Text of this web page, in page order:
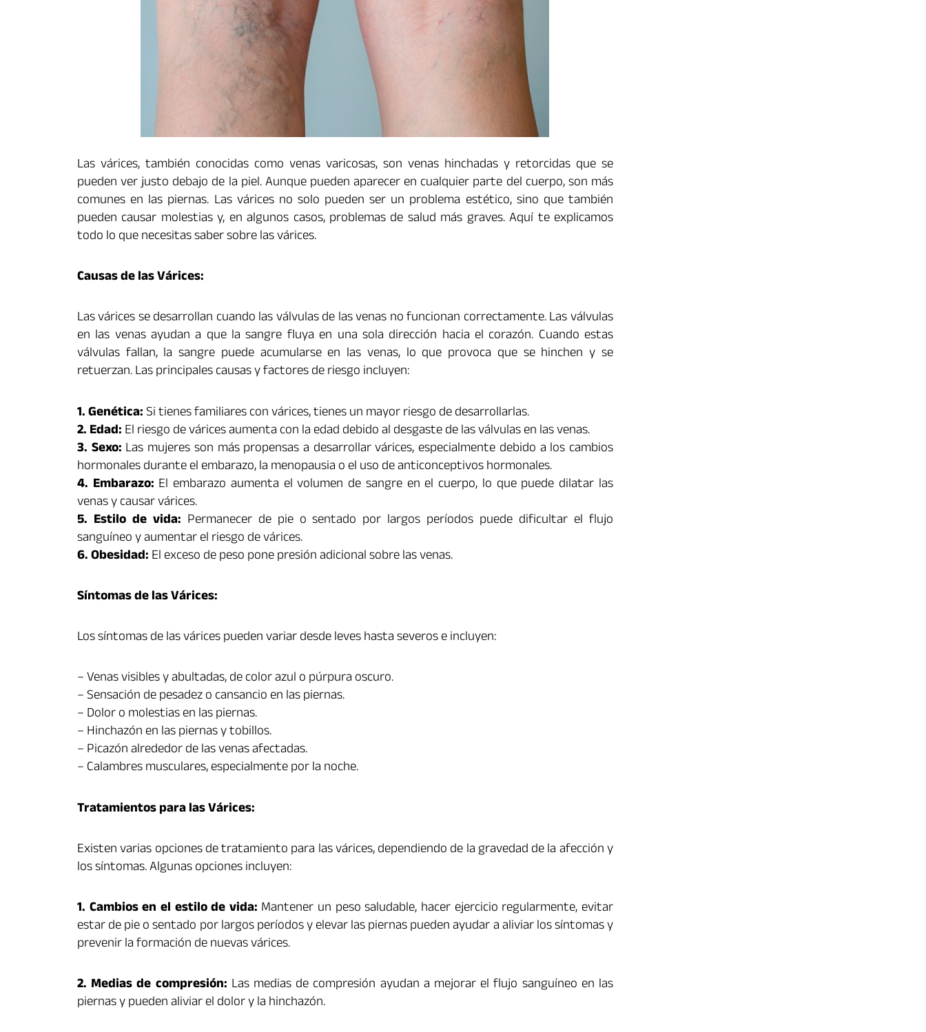
Las várices, también conocidas como venas varicosas, son venas hinchadas y retorcidas que se
pueden ver justo debajo de la piel. Aunque pueden aparecer en cualquier parte del cuerpo, son más
comunes en las piernas. Las várices no solo pueden ser un problema estético, sino que también
pueden causar molestias y, en algunos casos, problemas de salud más graves. Aquí te explicamos
todo lo que necesitas saber sobre las várices.
Causas de las Várices:
Las várices se desarrollan cuando las válvulas de las venas no funcionan correctamente. Las válvulas
en las venas ayudan a que la sangre fluya en una sola dirección hacia el corazón. Cuando estas
válvulas fallan, la sangre puede acumularse en las venas, lo que provoca que se hinchen y se
retuerzan. Las principales causas y factores de riesgo incluyen:
1. Genética:Si tienes familiares con várices, tienes un mayor riesgo de desarrollarlas.
2. Edad:El riesgo de várices aumenta con la edad debido al desgaste de las válvulas en las venas.
3. Sexo: Las mujeres son más propensas a desarrollar várices, especialmente debido a los cambios
hormonales durante el embarazo, la menopausia o el uso de anticonceptivos hormonales.
4. Embarazo: El embarazo aumenta el volumen de sangre en el cuerpo, lo que puede dilatar las
venas y causar várices.
5. Estilo de vida: Permanecer de pie o sentado por largos períodos puede dificultar el flujo
sanguíneo y aumentar el riesgo de várices.
6. Obesidad:El exceso de peso pone presión adicional sobre las venas.
Síntomas de las Várices:
Los síntomas de las várices pueden variar desde leves hasta severos e incluyen:
– Venas visibles y abultadas, de color azul o púrpura oscuro.
– Sensación de pesadez o cansancio en las piernas.
– Dolor o molestias en las piernas.
– Hinchazón en las piernas y tobillos.
– Picazón alrededor de las venas afectadas.
– Calambres musculares, especialmente por la noche.
Tratamientos para las Várices:
Existen varias opciones de tratamiento para las várices, dependiendo de la gravedad de la afección y
los síntomas. Algunas opciones incluyen:
1. Cambios en el estilo de vida: Mantener un peso saludable, hacer ejercicio regularmente, evitar
estar de pie o sentado por largos períodos y elevar las piernas pueden ayudar a aliviar los síntomas y
prevenir la formación de nuevas várices.
2. Medias de compresión: Las medias de compresión ayudan a mejorar el flujo sanguíneo en las
piernas y pueden aliviar el dolor y la hinchazón.